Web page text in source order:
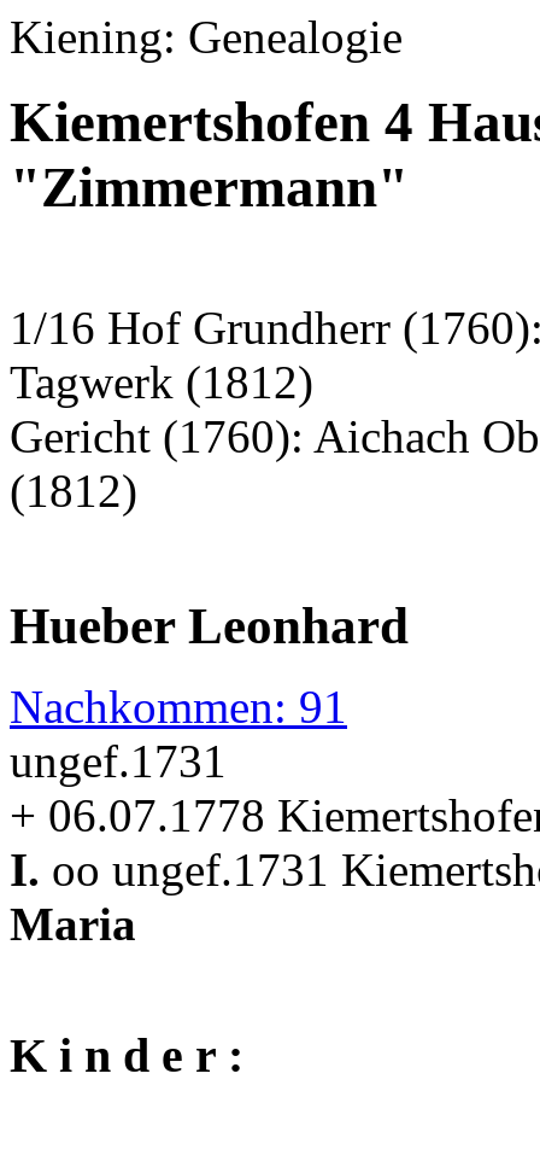
Kiening: Genealogie
Kiemertshofen 4
"Zimmermann"
1/16 Hof Grundherr
Tagwerk (1812)
Gericht (1760): Aichach
(1812)
Hueber Leonhard
Nachkommen: 91
ungef.1731
+ 06.07.1778
I. oo ungef.1731
Maria
K i n d e r :